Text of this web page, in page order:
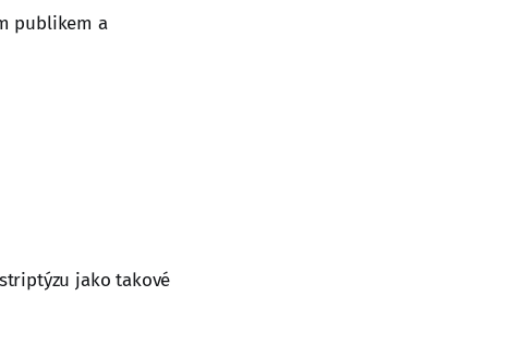
publikem a
jako takové